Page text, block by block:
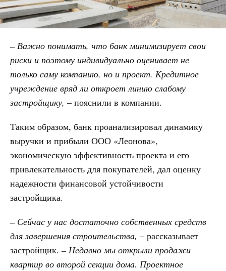
– Важно понимать, что банк минимизирует свои
риски и поэтому индивидуально оценивает не
только саму компанию, но и проект. Кредитное
учреждение вряд ли откроет линию слабому
застройщику, – пояснили в компании.
Таким образом, банк проанализировал динамику
выручки и прибыли ООО «Леонова»,
экономическую эффективность проекта и его
привлекательность для покупателей, дал оценку
надежности финансовой устойчивости
застройщика.
– Сейчас у нас достаточно собственных средств
для завершения строительства, – рассказывает
застройщик. – Недавно мы открыли продажи
квартир во второй секции дома. Проектное